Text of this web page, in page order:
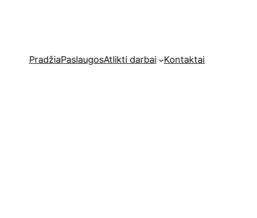
PradžiaPaslaugosAtlikti darbai Kontaktai